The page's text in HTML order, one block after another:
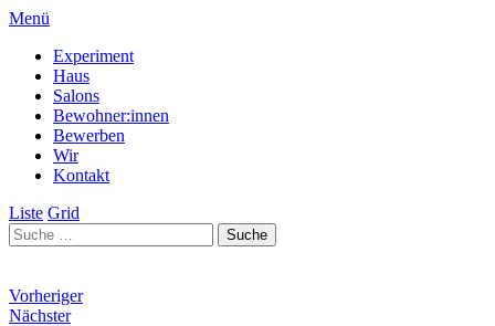
Menü
Experiment
Haus
Salons
Bewohner:innen
Bewerben
Wir
Kontakt
Liste Grid
Vorheriger
Nächster